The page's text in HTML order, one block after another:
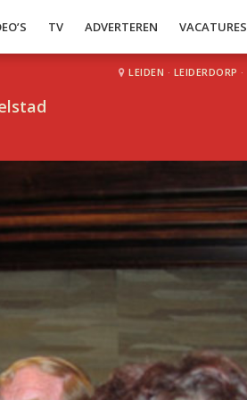
TV ADVERTEREN VACATURES
LEIDEN · LEIDERDORP ·